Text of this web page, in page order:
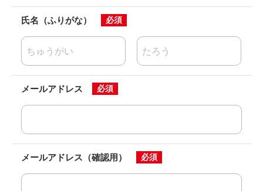
氏名（ふりがな） 必須
メールアドレス 必須
メールアドレス（確認用） 必須